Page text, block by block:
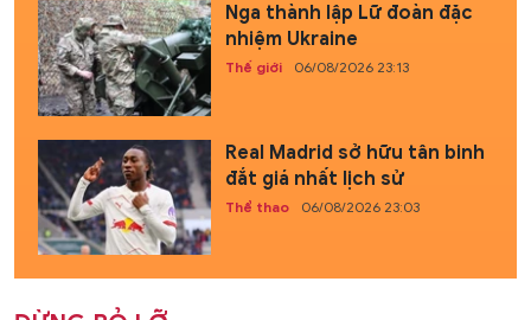
Nga thành lập Lữ đoàn đặc
nhiệm Ukraine
Thế giới 06/08/2026 23:13
Real Madrid sở hữu tân binh
đắt giá nhất lịch sử
Thể thao 06/08/2026 23:03